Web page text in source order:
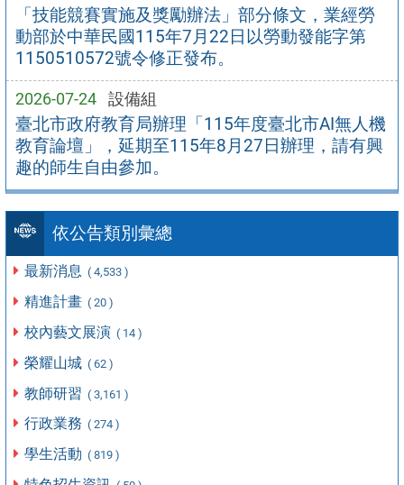
「技能競賽實施及獎勵辦法」部分條文，業經勞
動部於中華民國115年7月22日以勞動發能字第
1150510572號令修正發布。
2026-07-24 設備組
臺北市政府教育局辦理「115年度臺北市AI無人機
教育論壇」，延期至115年8月27日辦理，請有興
趣的師生自由參加。
依公告類別彙總
最新消息 ( 4,533 )
精進計畫 ( 20 )
校內藝文展演 ( 14 )
榮耀山城 ( 62 )
教師研習 ( 3,161 )
行政業務 ( 274 )
學生活動 ( 819 )